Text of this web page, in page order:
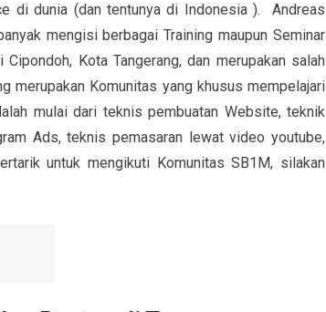
di dunia (dan tentunya di Indonesia ). Andreas
mengisi berbagai Training maupun Seminar
Kota Tangerang, dan merupakan salah
merupakan Komunitas yang khusus mempelajari
mulai dari teknis pembuatan Website, teknik
Ads, teknis pemasaran lewat video youtube,
untuk mengikuti Komunitas SB1M, silakan